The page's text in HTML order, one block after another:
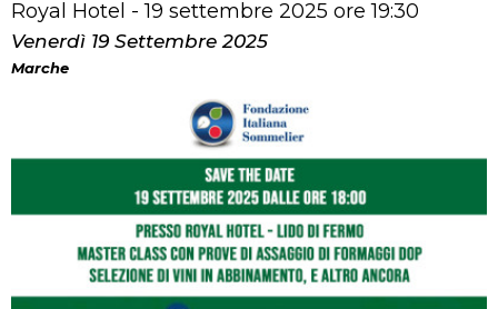
Royal Hotel - 19 settembre 2025 ore 19:30
Venerdì 19 Settembre 2025
Marche